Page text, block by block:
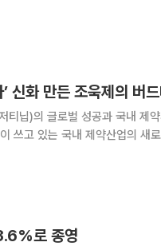
KG에코솔루션은 해당 정유사에
티닙)의 글로벌 성공과 국내 제
쓰고 있는 국내 제약산업의 새
로 조직을 변화시키는
로 종영